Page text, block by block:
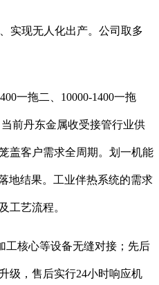
实现无人化出产。公司取多
一拖二、10000-1400一拖
前丹东金属收受接管行业供
盖客户需求全周期。划一机能
地结果。工业伴热系统的需求
工艺流程。
核心等设备无缝对接；先后
级，售后实行24小时响应机